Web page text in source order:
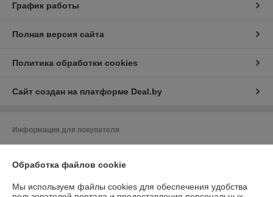
График работы
Полная версия сайта
Политика обработки cookies
Сайт создан на платформе Deal.by
Информация для покупателя
Обработка файлов cookie
Мы используем файлы cookies для обеспечения удобства